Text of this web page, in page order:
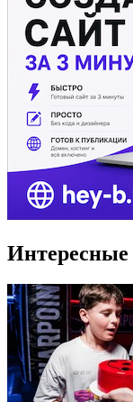
Интересные